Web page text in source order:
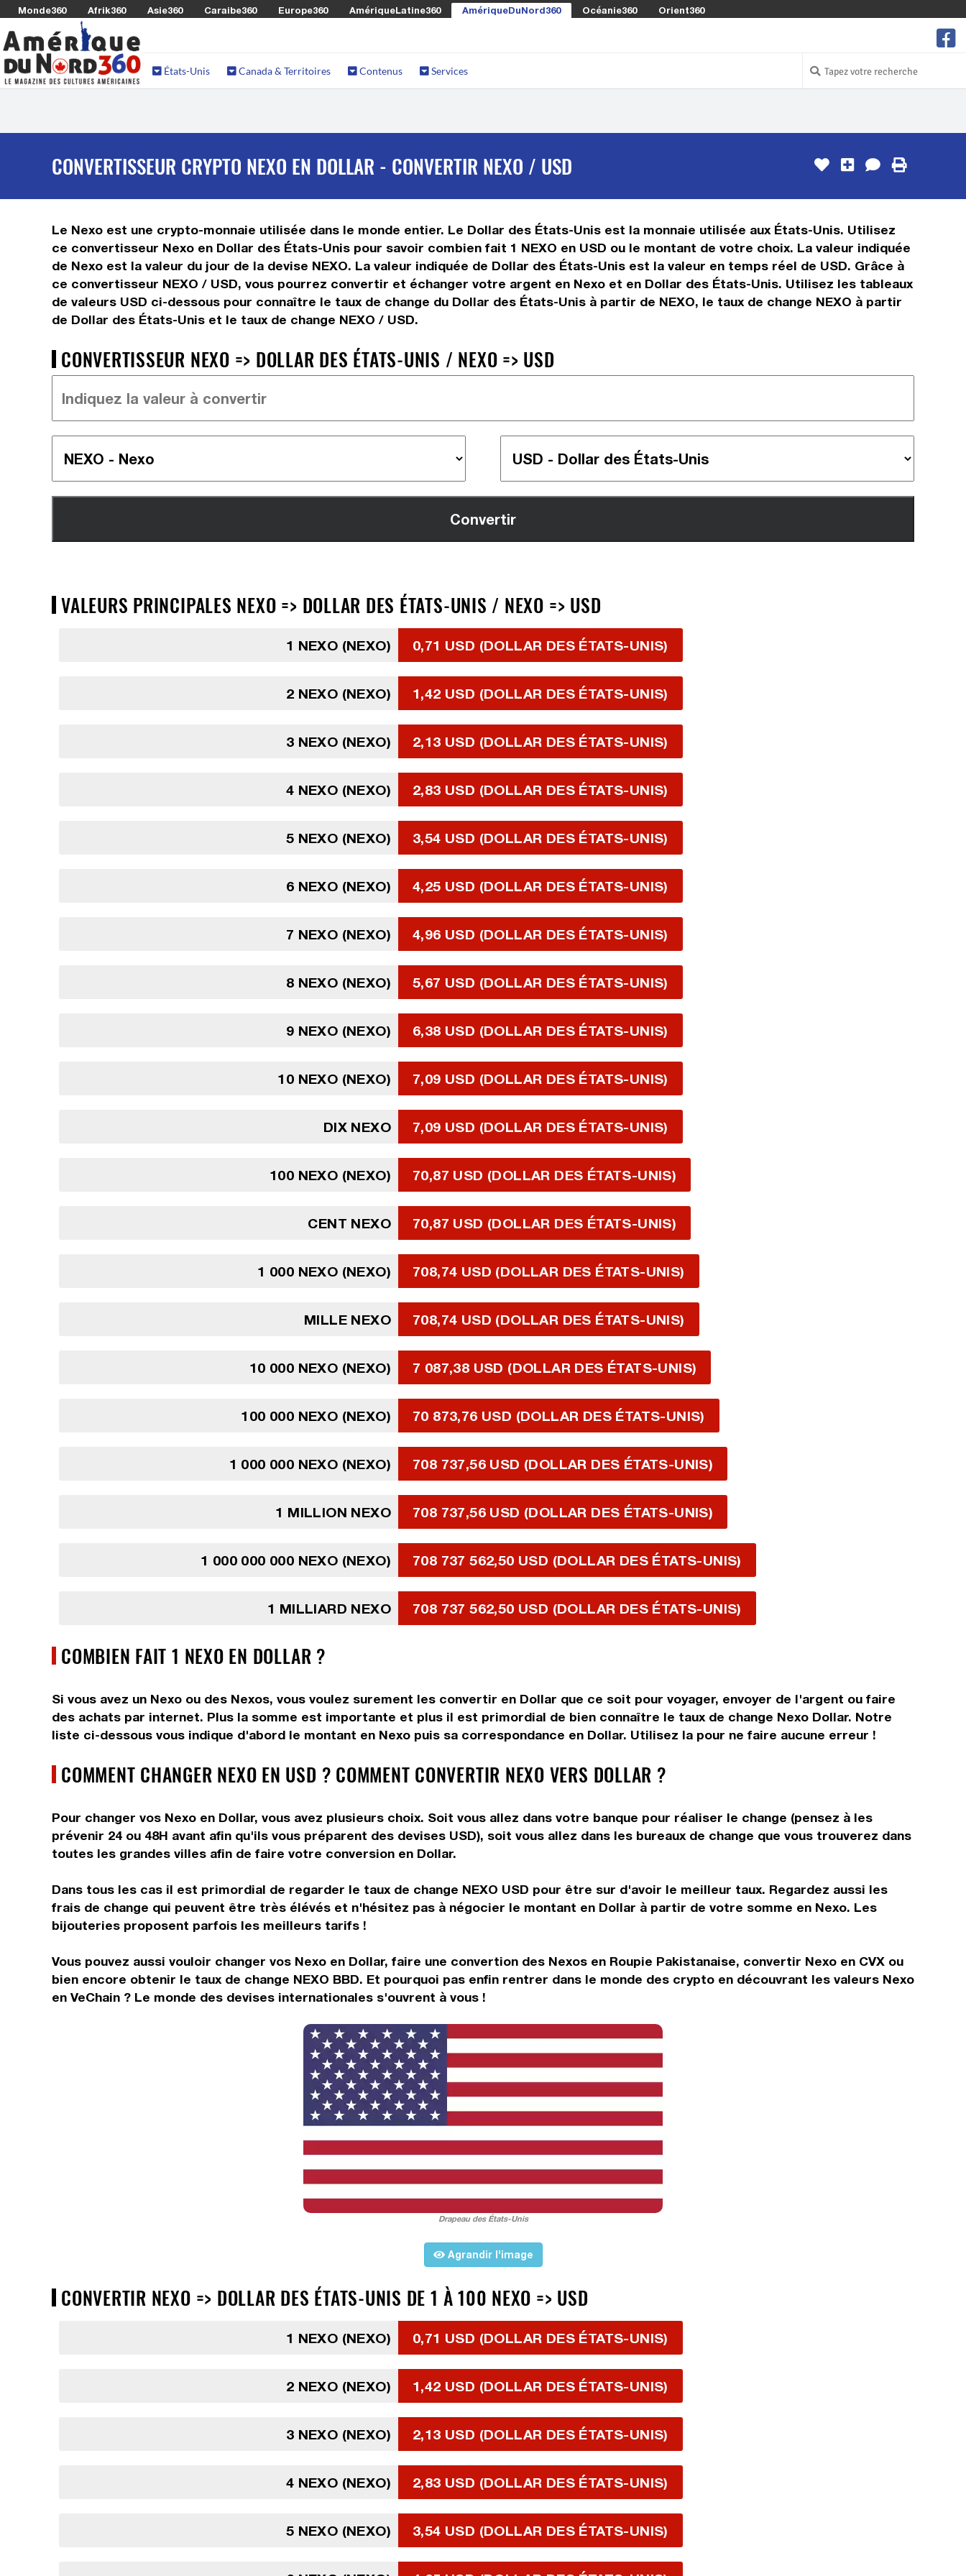
Monde360 Afrik360 Asie360 Caraibe360 Europe360 AmériqueLatine360 AmériqueDuNord360 Océanie360 Orient360
États-Unis Canada & Territoires Contenus Services
CONVERTISSEUR CRYPTO NEXO EN DOLLAR - CONVERTIR NEXO / USD
Le Nexo est une crypto-monnaie utilisée dans le monde entier. Le Dollar des États-Unis est la monnaie utilisée aux États-Unis. Utilisez
ce convertisseur Nexo en Dollar des États-Unis pour savoir combien fait 1 NEXO en USD ou le montant de votre choix. La valeur indiquée
de Nexo est la valeur du jour de la devise NEXO. La valeur indiquée de Dollar des États-Unis est la valeur en temps réel de USD. Grâce à
ce convertisseur NEXO / USD, vous pourrez convertir et échanger votre argent en Nexo et en Dollar des États-Unis. Utilisez les tableaux
de valeurs USD ci-dessous pour connaître le taux de change du Dollar des États-Unis à partir de NEXO, le taux de change NEXO à partir
de Dollar des États-Unis et le taux de change NEXO / USD.
CONVERTISSEUR NEXO => DOLLAR DES ÉTATS-UNIS / NEXO => USD
VALEURS PRINCIPALES NEXO => DOLLAR DES ÉTATS-UNIS / NEXO => USD
1 NEXO (NEXO) 0,71 USD (DOLLAR DES ÉTATS-UNIS)
2 NEXO (NEXO) 1,42 USD (DOLLAR DES ÉTATS-UNIS)
3 NEXO (NEXO) 2,13 USD (DOLLAR DES ÉTATS-UNIS)
4 NEXO (NEXO) 2,83 USD (DOLLAR DES ÉTATS-UNIS)
5 NEXO (NEXO) 3,54 USD (DOLLAR DES ÉTATS-UNIS)
6 NEXO (NEXO) 4,25 USD (DOLLAR DES ÉTATS-UNIS)
7 NEXO (NEXO) 4,96 USD (DOLLAR DES ÉTATS-UNIS)
8 NEXO (NEXO) 5,67 USD (DOLLAR DES ÉTATS-UNIS)
9 NEXO (NEXO) 6,38 USD (DOLLAR DES ÉTATS-UNIS)
10 NEXO (NEXO) 7,09 USD (DOLLAR DES ÉTATS-UNIS)
DIX NEXO 7,09 USD (DOLLAR DES ÉTATS-UNIS)
100 NEXO (NEXO) 70,87 USD (DOLLAR DES ÉTATS-UNIS)
CENT NEXO 70,87 USD (DOLLAR DES ÉTATS-UNIS)
1 000 NEXO (NEXO) 708,74 USD (DOLLAR DES ÉTATS-UNIS)
MILLE NEXO 708,74 USD (DOLLAR DES ÉTATS-UNIS)
10 000 NEXO (NEXO) 7 087,38 USD (DOLLAR DES ÉTATS-UNIS)
100 000 NEXO (NEXO) 70 873,76 USD (DOLLAR DES ÉTATS-UNIS)
1 000 000 NEXO (NEXO) 708 737,56 USD (DOLLAR DES ÉTATS-UNIS)
1 MILLION NEXO 708 737,56 USD (DOLLAR DES ÉTATS-UNIS)
1 000 000 000 NEXO (NEXO) 708 737 562,50 USD (DOLLAR DES ÉTATS-UNIS)
1 MILLIARD NEXO 708 737 562,50 USD (DOLLAR DES ÉTATS-UNIS)
COMBIEN FAIT 1 NEXO EN DOLLAR ?
Si vous avez un Nexo ou des Nexos, vous voulez surement les convertir en Dollar que ce soit pour voyager, envoyer de l'argent ou faire
des achats par internet. Plus la somme est importante et plus il est primordial de bien connaître le taux de change Nexo Dollar. Notre
liste ci-dessous vous indique d'abord le montant en Nexo puis sa correspondance en Dollar. Utilisez la pour ne faire aucune erreur !
COMMENT CHANGER NEXO EN USD ? COMMENT CONVERTIR NEXO VERS DOLLAR ?
Pour changer vos Nexo en Dollar, vous avez plusieurs choix. Soit vous allez dans votre banque pour réaliser le change (pensez à les
prévenir 24 ou 48H avant afin qu'ils vous préparent des devises USD), soit vous allez dans les bureaux de change que vous trouverez dans
toutes les grandes villes afin de faire votre conversion en Dollar.
Dans tous les cas il est primordial de regarder le taux de change NEXO USD pour être sur d'avoir le meilleur taux. Regardez aussi les
frais de change qui peuvent être très élévés et n'hésitez pas à négocier le montant en Dollar à partir de votre somme en Nexo. Les
bijouteries proposent parfois les meilleurs tarifs !
Vous pouvez aussi vouloir changer vos Nexo en Dollar, faire une convertion des Nexos en Roupie Pakistanaise, convertir Nexo en CVX ou
bien encore obtenir le taux de change NEXO BBD. Et pourquoi pas enfin rentrer dans le monde des crypto en découvrant les valeurs Nexo
en VeChain ? Le monde des devises internationales s'ouvrent à vous !
Drapeau des États-Unis
Agrandir l'image
CONVERTIR NEXO => DOLLAR DES ÉTATS-UNIS DE 1 À 100 NEXO => USD
1 NEXO (NEXO) 0,71 USD (DOLLAR DES ÉTATS-UNIS)
2 NEXO (NEXO) 1,42 USD (DOLLAR DES ÉTATS-UNIS)
3 NEXO (NEXO) 2,13 USD (DOLLAR DES ÉTATS-UNIS)
4 NEXO (NEXO) 2,83 USD (DOLLAR DES ÉTATS-UNIS)
5 NEXO (NEXO) 3,54 USD (DOLLAR DES ÉTATS-UNIS)